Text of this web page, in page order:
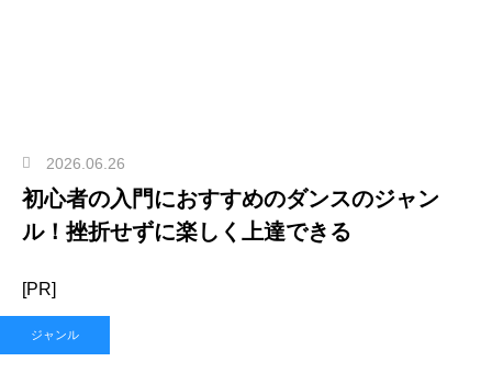
2026.06.26
初心者の入門におすすめのダンスのジャン
ル！挫折せずに楽しく上達できる
[PR]
ジャンル